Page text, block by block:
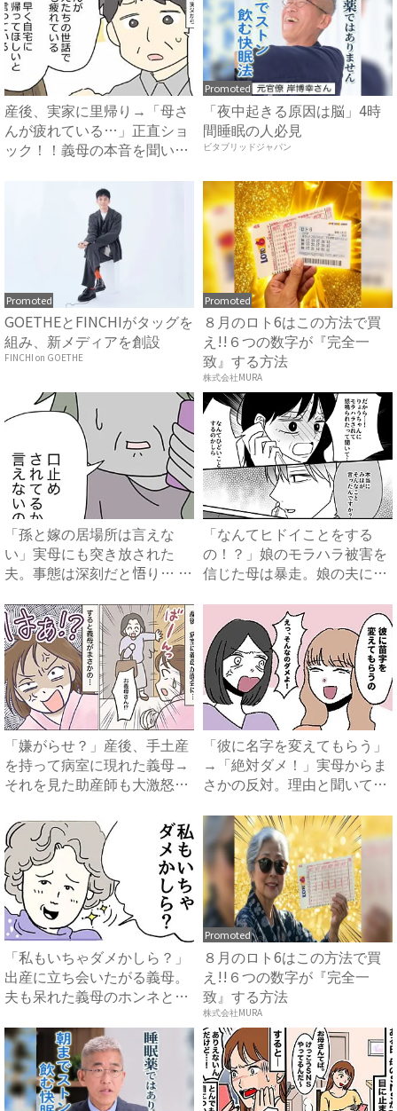
産後、実家に里帰り→「母さ
んが疲れている…」正直ショ
ック！！義母の本音を聞いた
Promoted
「夜中起きる原因は脳」4時
間睡眠の人必見
ビタブリッドジャパン
Promoted
GOETHEとFINCHIがタッグを
組み、新メディアを創設
FINCHI on GOETHE
Promoted
８月のロト6はこの方法で買
え!!６つの数字が『完全一
致』する方法
株式会社MURA
「孫と嫁の居場所は言えな
い」実母にも突き放された
夫。事態は深刻だと悟り… #
「なんてヒドイことをする
の！？」娘のモラハラ被害を
信じた母は暴走。娘の夫に電
「嫌がらせ？」産後、手土産
を持って病室に現れた義母→
それを見た助産師も大激怒！
「彼に名字を変えてもらう」
→「絶対ダメ！」実母からま
さかの反対。理由と聞いてみ
「私もいちゃダメかしら？」
出産に立ち会いたがる義母。
夫も呆れた義母のホンネと
Promoted
８月のロト6はこの方法で買
え!!６つの数字が『完全一
致』する方法
株式会社MURA